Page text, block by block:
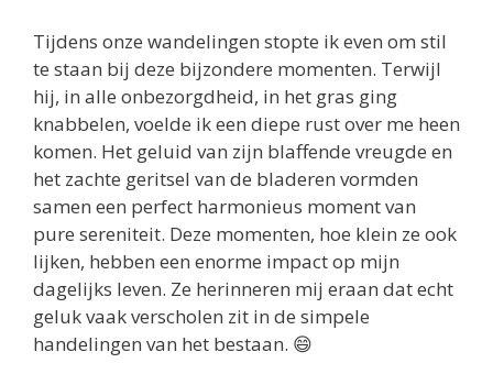
Tijdens onze wandelingen stopte ik even om stil
te staan bij deze bijzondere momenten. Terwijl
hij, in alle onbezorgdheid, in het gras ging
knabbelen, voelde ik een diepe rust over me heen
komen. Het geluid van zijn blaffende vreugde en
het zachte geritsel van de bladeren vormden
samen een perfect harmonieus moment van
pure sereniteit. Deze momenten, hoe klein ze ook
lijken, hebben een enorme impact op mijn
dagelijks leven. Ze herinneren mij eraan dat echt
geluk vaak verscholen zit in de simpele
handelingen van het bestaan. 😄